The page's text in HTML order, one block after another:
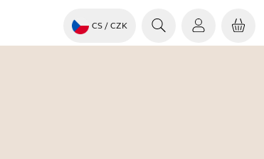
CS / CZK